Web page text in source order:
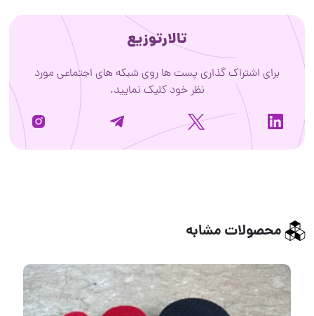
تالارتوزیع
برای اشتراک گذاری پست ها روی شبکه های اجتماعی مورد
نظر خود کلیک نمایید.
محصولات مشابه